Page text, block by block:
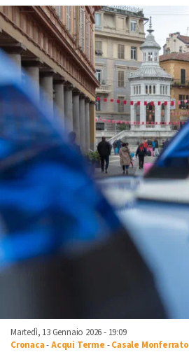
Martedì, 13 Gennaio 2026 - 19:09
Cronaca-Acqui Terme -Casale Monferrato